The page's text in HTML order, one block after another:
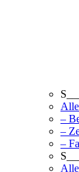
–
–
–